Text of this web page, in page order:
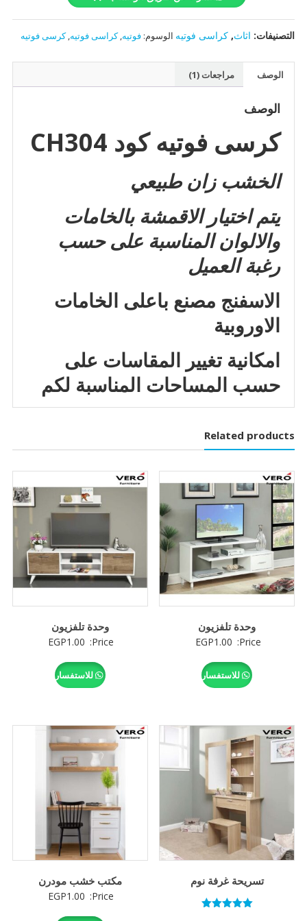
CH304
التصنيفات: اثاث, كراسى فوتيه الوسوم: فوتيه,كراسى فوتيه,كرسى فوتيه
الوصف مراجعات (1)
الوصف
كرسى فوتيه كود CH304
الخشب زان طبيعي
يتم اختيار الاقمشة بالخامات
والالوان المناسبة على حسب
رغبة العميل
الاسفنج مصنع باعلى الخامات
الاوروبية
امكانية تغيير المقاسات على
حسب المساحات المناسبة لكم
Related products
وحدة تلفزيون
Price:
EGP1.00
للاستفسار
وحدة تلفزيون
Price:
EGP1.00
للاستفسار
تسريحة غرفة نوم مكتب خشب مودرن
Price:
EGP1.00